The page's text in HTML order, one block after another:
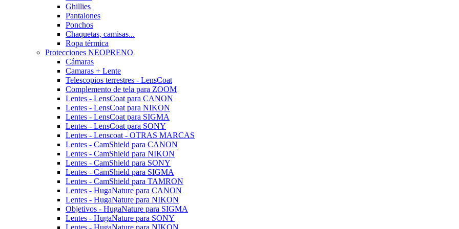
Ghillies
Pantalones
Ponchos
Chaquetas, camisas...
Ropa térmica
Protecciones NEOPRENO
Cámaras
Camaras + Lente
Telescopios terrestres - LensCoat
Complemento de tela para ZOOM
Lentes - LensCoat para CANON
Lentes - LensCoat para NIKON
Lentes - LensCoat para SIGMA
Lentes - LensCoat para SONY
Lentes - Lenscoat - OTRAS MARCAS
Lentes - CamShield para CANON
Lentes - CamShield para NIKON
Lentes - CamShield para SONY
Lentes - CamShield para SIGMA
Lentes - CamShield para TAMRON
Lentes - HugaNature para CANON
Lentes - HugaNature para NIKON
Objetivos - HugaNature para SIGMA
Lentes - HugaNature para SONY
Lentes - HugaNature para NIKON